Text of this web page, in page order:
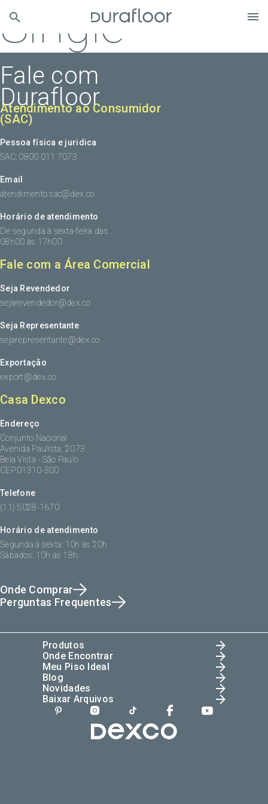
Single
Fale com
Durafloor
Atendimento ao Consumidor
(SAC)
Pessoa física e juridica
SAC: 0800 011 7073
Email
atendimento.sac@dex.co
Horário de atendimento
De segunda à sexta-feira das
08h00 às 17h00
Fale com a Área Comercial
Seja Revendedor
sejarevendedor@dex.co
Seja Representante
sejarepresentante@dex.co
Exportação
export@dex.co
Casa Dexco
Endereço
Conjunto Nacional
Avenida Paulista, 2073
Bela Vista - São Paulo
CEP:01310-300
Telefone
(11) 5028-1670
Horário de atendimento
Segunda à sexta: 10h às 20h
Sábados: 10h às 18h
Onde Comprar
Perguntas Frequentes
Produtos
Onde Encontrar
Meu Piso Ideal
Blog
Novidades
Baixar Arquivos